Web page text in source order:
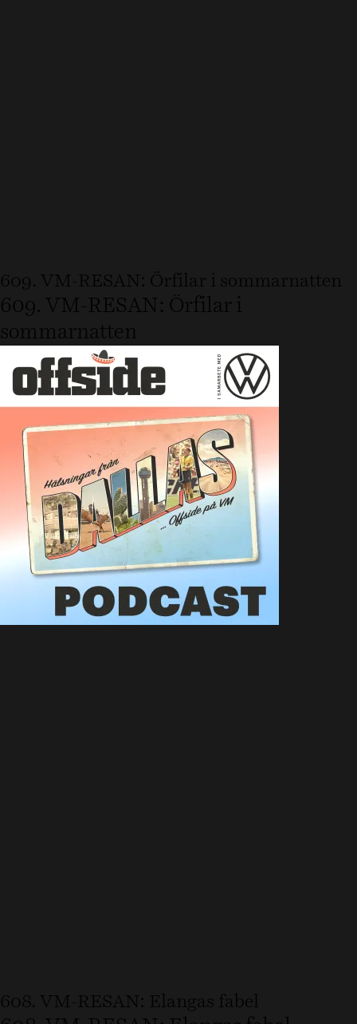
609. VM-RESAN: Örfilar i sommarnatten
609. VM-RESAN: Örfilar i
sommarnatten
608. VM-RESAN: Elangas fabel